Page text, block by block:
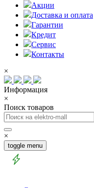
Акции
Доставка и оплата
Гарантии
Кредит
Сервис
Контакты
×
Информация
×
Поиск товаров
×
toggle menu